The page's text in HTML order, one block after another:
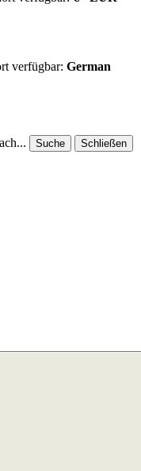
verfügbar: German
Suche
Schließen